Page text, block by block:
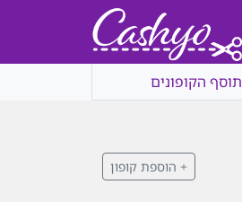
תוסף הקופונים
+ הוספת קופון